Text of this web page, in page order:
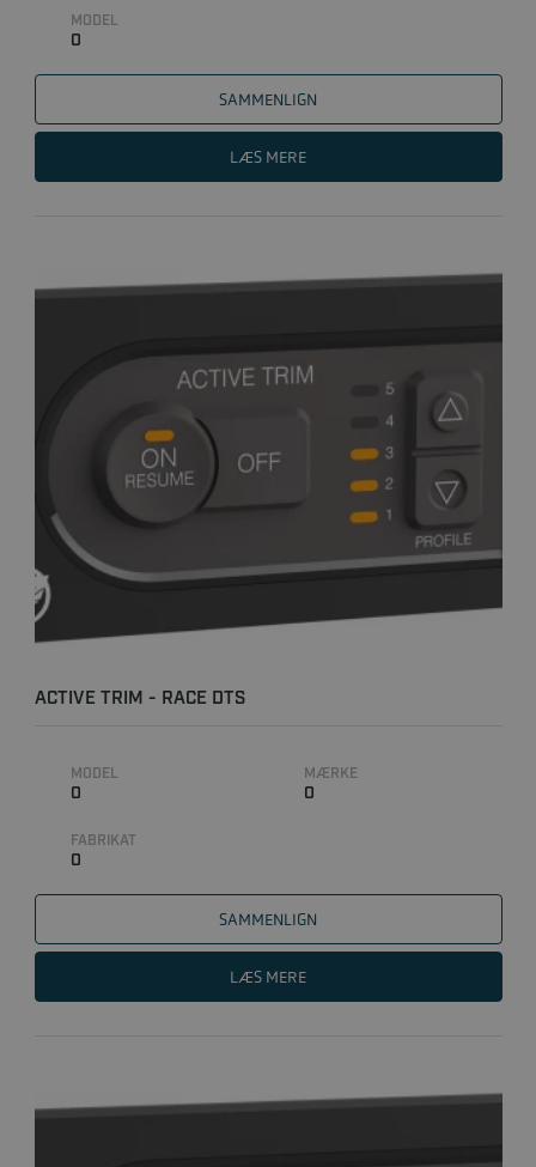
MODEL
0
SAMMENLIGN
LÆS MERE
ACTIVE TRIM - RACE DTS
MODEL
0
MÆRKE
0
FABRIKAT
0
SAMMENLIGN
LÆS MERE